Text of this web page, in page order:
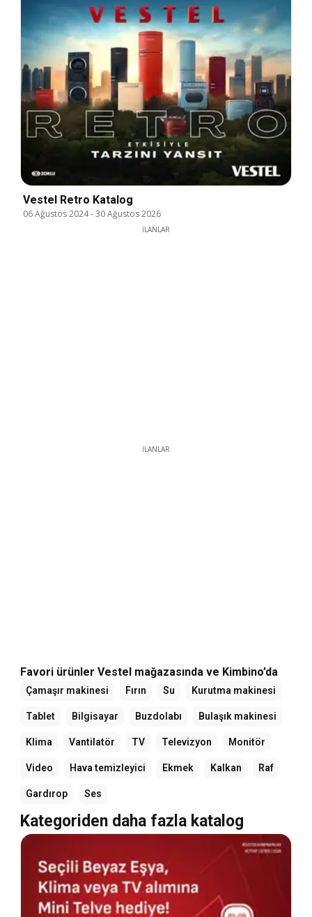
Vestel Retro Katalog
06 Ağustos 2024-30 Ağustos 2026
İLANLAR
İLANLAR
Favori ürünler Vestel mağazasında ve Kimbino’da
Çamaşır makinesi Fırın Su Kurutma makinesi
Tablet Bilgisayar Buzdolabı Bulaşık makinesi
Klima Vantilatör TV Televizyon Monitör
Video Hava temizleyici Ekmek Kalkan Raf
Gardırop Ses
Kategoriden daha fazla katalog